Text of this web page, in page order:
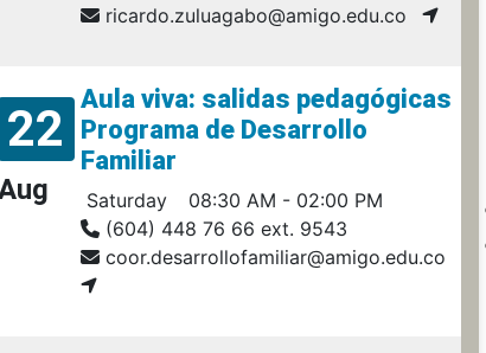
ricardo.zuluagabo@amigo.edu.co
22
Aula viva: salidas pedagógicas
Programa de Desarrollo
Familiar
Saturday
08:30 AM - 02:00 PM
(604) 448 76 66 ext. 9543
coor.desarrollofamiliar@amigo.edu.co